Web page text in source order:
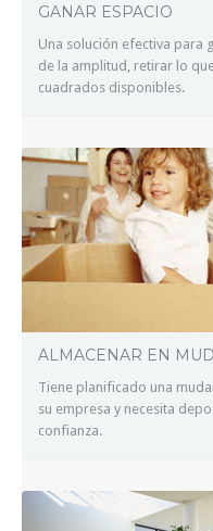
GANAR ESPACIO
Una solución efectiva para
de la amplitud, retirar lo
cuadrados disponibles.
ALMACENAR EN
Tiene planificado una
su empresa y necesita
confianza.